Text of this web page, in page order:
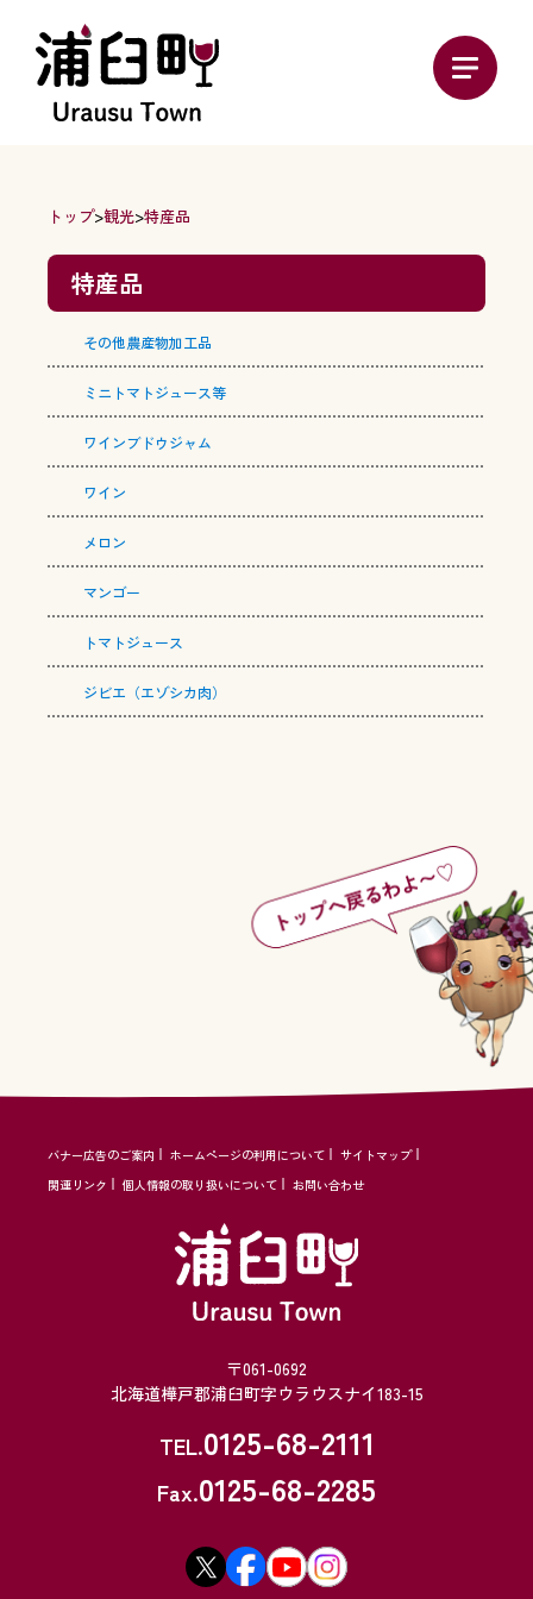
トップ>観光>特産品
特産品
その他農産物加工品
ミニトマトジュース等
ワインブドウジャム
ワイン
メロン
マンゴー
トマトジュース
ジビエ（エゾシカ肉）
バナー広告のご案内 ホームページの利用について
サイトマップ
関連リンク
個人情報の取り扱いについて お問い合わせ
〒061-0692
北海道樺戸郡浦臼町字ウラウスナイ183-15
TEL.0125-68-2111
Fax.0125-68-2285